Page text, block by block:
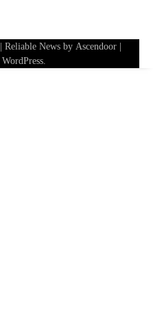
| Reliable News by Ascendoor
WordPress.